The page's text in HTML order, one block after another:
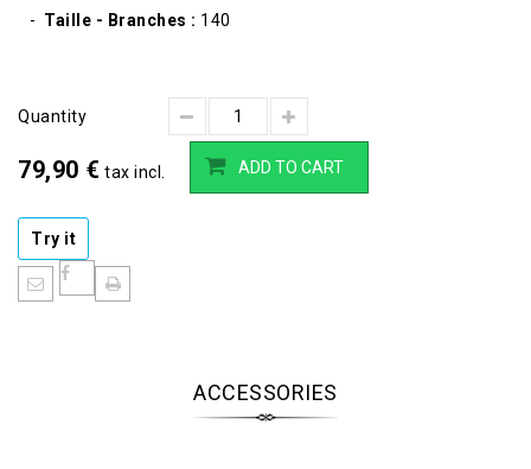
Taille - Branches : 140
Quantity
79,90 € tax incl. ADD TO CART
Try it
ACCESSORIES